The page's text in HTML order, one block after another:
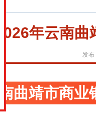
年云南曲
发布
曲靖市商业